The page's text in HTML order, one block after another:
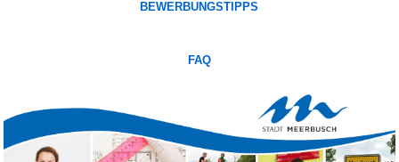
BEWERBUNGSTIPPS
FAQ